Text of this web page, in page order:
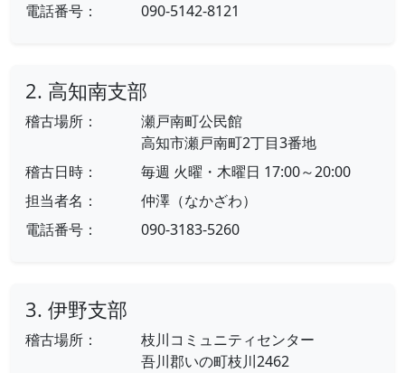
電話番号：
090-5142-8121
2. 高知南支部
稽古場所：
瀬戸南町公民館
高知市瀬戸南町2丁目3番地
稽古日時：
毎週 火曜・木曜日 17:00～20:00
担当者名：
仲澤（なかざわ）
電話番号：
090-3183-5260
3. 伊野支部
稽古場所：
枝川コミュニティセンター
吾川郡いの町枝川2462